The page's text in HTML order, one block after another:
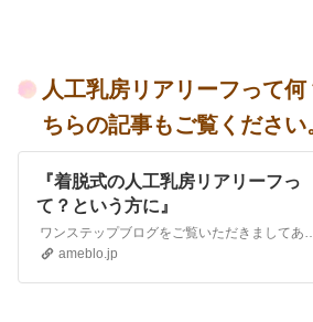
人工乳房リアリーフって
ちらの記事もご覧ください
『着脱式の人工乳房リアリーフっ
て？という方に』
ameblo.jp